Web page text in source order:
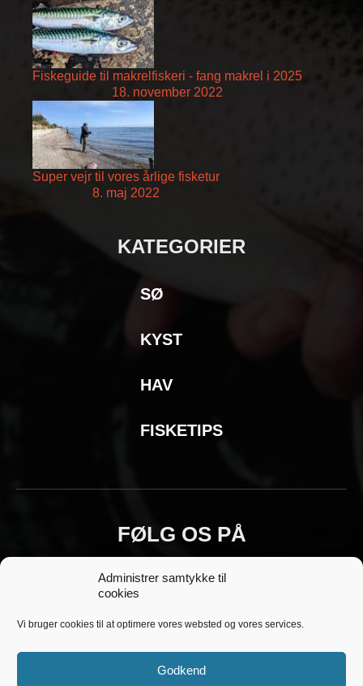
Administrer samtykke til
cookies
Vi bruger cookies til at optimere vores websted og vores services.
Godkend
Fiskeguide til makrelfiskeri - fang makrel i 2025
18. november 2022
Super vejr til vores årlige fisketur
8. maj 2022
KATEGORIER
SØ
KYST
HAV
FISKETIPS
FØLG OS PÅ
Copyright © 2018 - 2025 Fiskeoplevelser.dk -